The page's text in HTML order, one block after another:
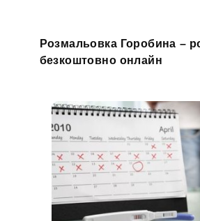
Розмальовка Горобина –
безкоштовно онлайн